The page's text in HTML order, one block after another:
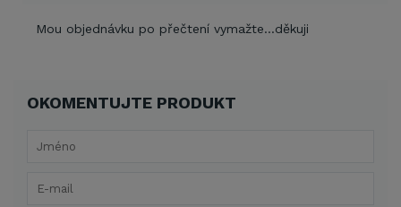
Mou objednávku po přečtení vymažte...děkuji
OKOMENTUJTE PRODUKT